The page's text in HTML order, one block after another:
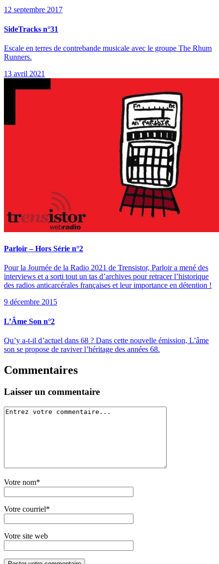
12 septembre 2017
SideTracks n°31
Escale en terres de contrebande musicale avec le groupe The Rhum
Runners.
13 avril 2021
Parloir – Hors Série n°2
Pour la Journée de la Radio 2021 de Trensistor, Parloir a mené des
interviews et a sorti tout un tas d’archives pour retracer l’historique
des radios anticarcérales françaises et leur importance en détention !
9 décembre 2015
L’Âme Son n°2
Qu’y a-t-il d’actuel dans 68 ? Dans cette nouvelle émission, L’âme
son se propose de raviver l’héritage des années 68.
Commentaires
Laisser un commentaire
Votre nom*
Votre courriel*
Votre site web